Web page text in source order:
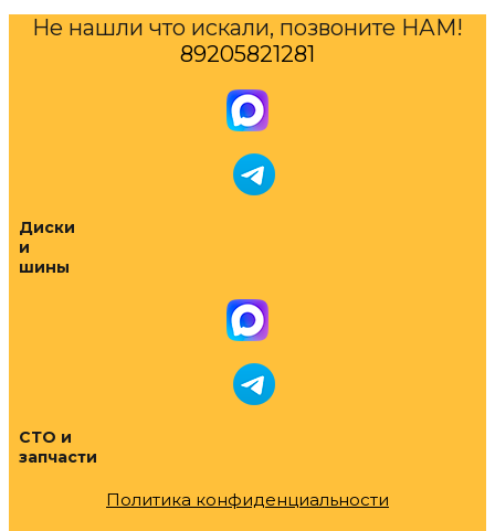
Не нашли что искали, позвоните НАМ!
89205821281
Диски
и
шины
СТО и
запчасти
Политика конфиденциальности